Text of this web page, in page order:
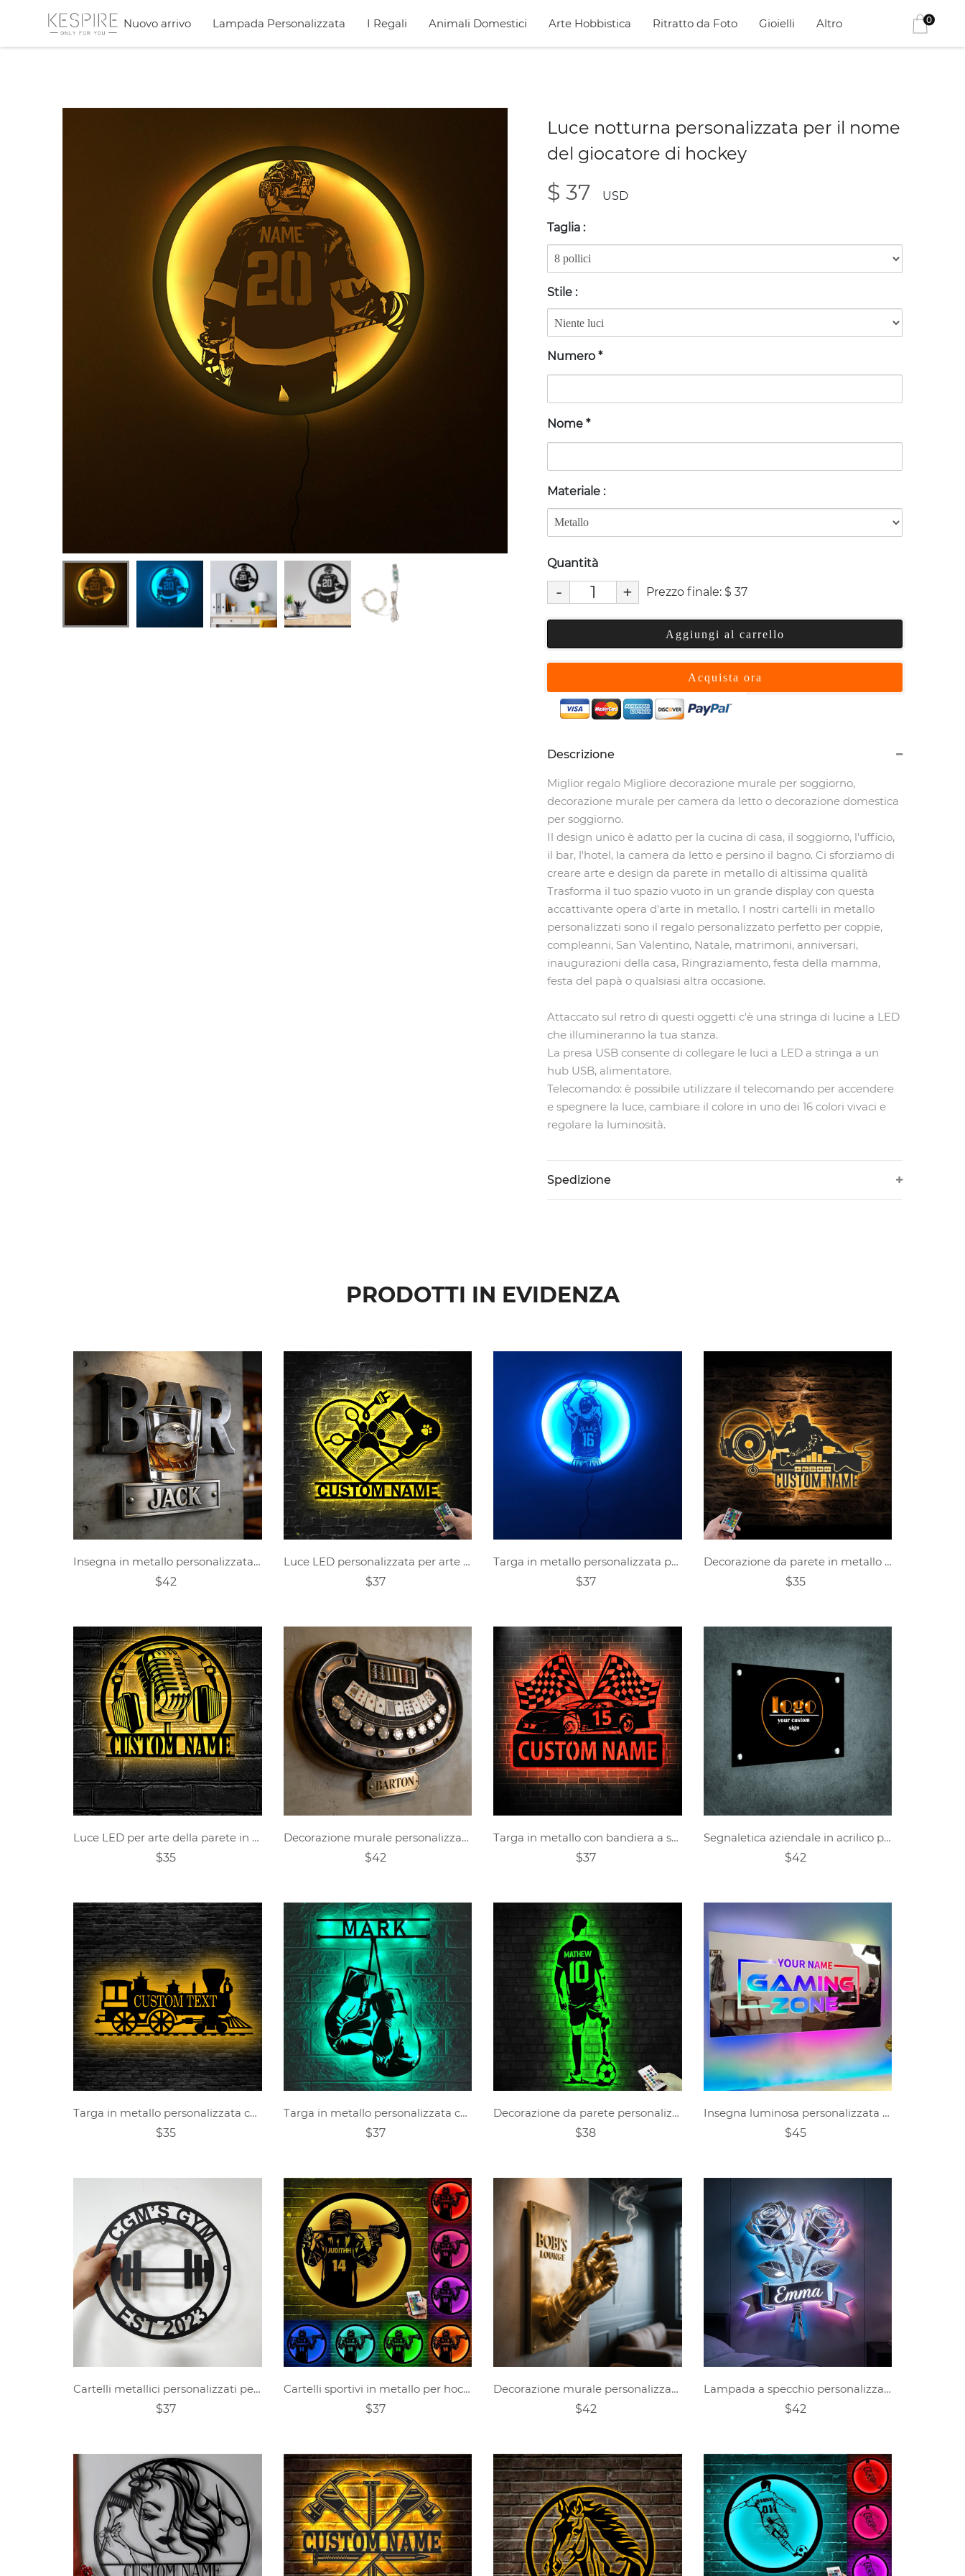
Nuovo arrivo Lampada Personalizzata I Regali Animali Domestici Arte Hobbistica Ritratto da Foto Gioielli Altro 0
Luce notturna personalizzata per il nome
del giocatore di hockey
$ 37 USD
Taglia :
Stile :
Numero*
Nome*
Materiale :
Quantità
- + Prezzo finale: $ 37
Aggiungi al carrello
Acquista ora
Descrizione
Miglior regalo Migliore decorazione murale per soggiorno,
decorazione murale per camera da letto o decorazione domestica
per soggiorno.
Il design unico è adatto per la cucina di casa, il soggiorno, l'ufficio,
il bar, l'hotel, la camera da letto e persino il bagno. Ci sforziamo di
creare arte e design da parete in metallo di altissima qualità
Trasforma il tuo spazio vuoto in un grande display con questa
accattivante opera d'arte in metallo. I nostri cartelli in metallo
personalizzati sono il regalo personalizzato perfetto per coppie,
compleanni, San Valentino, Natale, matrimoni, anniversari,
inaugurazioni della casa, Ringraziamento, festa della mamma,
festa del papà o qualsiasi altra occasione.
Attaccato sul retro di questi oggetti c'è una stringa di lucine a LED
che illumineranno la tua stanza.
La presa USB consente di collegare le luci a LED a stringa a un
hub USB, alimentatore.
Telecomando: è possibile utilizzare il telecomando per accendere
e spegnere la luce, cambiare il colore in uno dei 16 colori vivaci e
regolare la luminosità.
Spedizione
PRODOTTI IN EVIDENZA
Insegna in metallo personalizzata per bar di whisky
$42
Luce LED personalizzata per arte della parete in metallo per parrucchiere per toelettatura di cani
$37
Targa in metallo personalizzata per giocatore di basket
$37
Decorazione da parete in metallo personalizzata con musica da registrazione DJ con luci a LED
$35
Luce LED per arte della parete in metallo per studio audio musicale personalizzato
$35
Decorazione murale personalizzata a tema tavolo da casinò
$42
Targa in metallo con bandiera a scacchi da corsa con nome personalizzato
$37
Segnaletica aziendale in acrilico personalizzata
$42
Targa in metallo personalizzata con treno a vapore
$35
Targa in metallo personalizzata con guantone da boxe
$37
Decorazione da parete personalizzata in metallo con calcio e luci a LED
$38
Insegna luminosa personalizzata per lo specchio del giocatore
$45
Cartelli metallici personalizzati per palestra
$37
Cartelli sportivi in metallo per hockey personalizzati
$37
Decorazione murale personalizzata per sala sigari
$42
Lampada a specchio personalizzata a forma di rosa
$42